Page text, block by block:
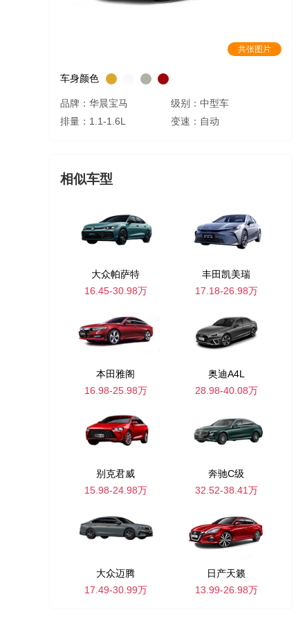
共张图片
车身颜色
品牌：华晨宝马
级别：中型车
排量：1.1-1.6L
变速：自动
相似车型
大众帕萨特
16.45-30.98万
丰田凯美瑞
17.18-26.98万
本田雅阁
16.98-25.98万
奥迪A4L
28.98-40.08万
别克君威
15.98-24.98万
奔驰C级
32.52-38.41万
大众迈腾
17.49-30.99万
日产天籁
13.99-26.98万